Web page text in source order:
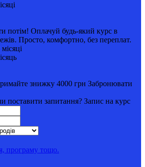
потім! Оплачуй будь-який курс в
Просто, комфортно, без переплат.
знижку 4000 грн Забронювати
поставити запитання? Запис на курс
програму тощо.